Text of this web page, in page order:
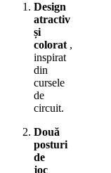
Design
atractiv
și
colorat ,
inspirat
din
cursele
de
circuit.
Două
posturi
de
joc